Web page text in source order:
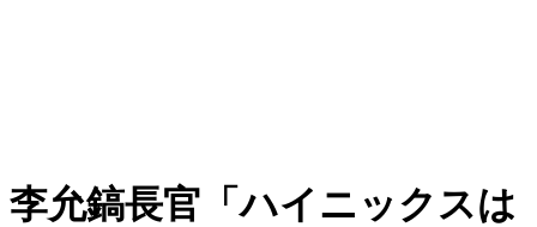
李允鎬長官「ハイニックスは